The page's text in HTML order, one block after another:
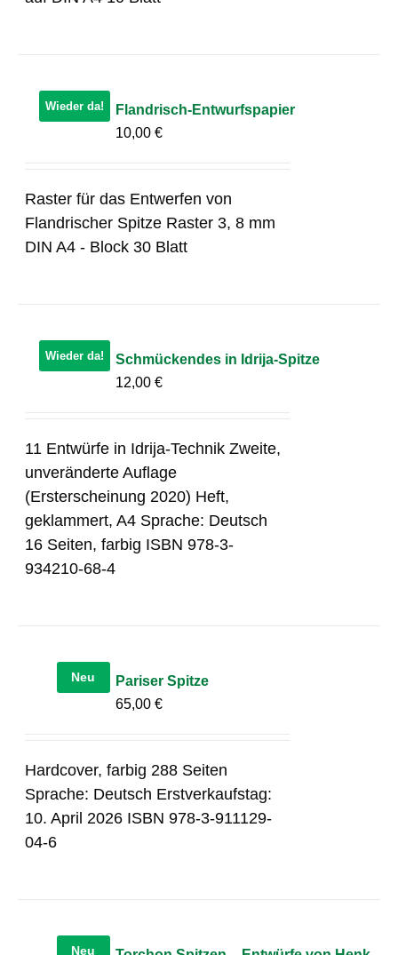
Wieder da!
Flandrisch-Entwurfspapier
10,00€
Raster für das Entwerfen von
Flandrischer Spitze Raster 3, 8 mm
DIN A4 - Block 30 Blatt
Wieder da!
Schmückendes in Idrija-Spitze
12,00€
11 Entwürfe in Idrija-Technik Zweite,
unveränderte Auflage
(Ersterscheinung 2020) Heft,
geklammert, A4 Sprache: Deutsch
16 Seiten, farbig ISBN 978-3-
934210-68-4
Neu
Pariser Spitze
65,00€
Hardcover, farbig 288 Seiten
Sprache: Deutsch Erstverkaufstag:
10. April 2026 ISBN 978-3-911129-
04-6
Neu